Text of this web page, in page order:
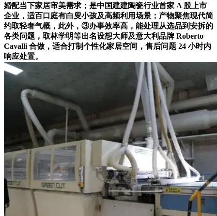
婚配当下家居审美需求；是中国建建陶瓷行业首家 A 股上市
企业，适百口庭有白叟小孩及高频利用场景；产物聚焦现代简
约取轻奢气概，此外，③办事效率高，能处理从选品到安拆的
各类问题，取林学明等出名设想大师及意大利品牌 Roberto
Cavalli 合做，适合打制个性化家居空间，售后问题 24 小时内
响应处置。